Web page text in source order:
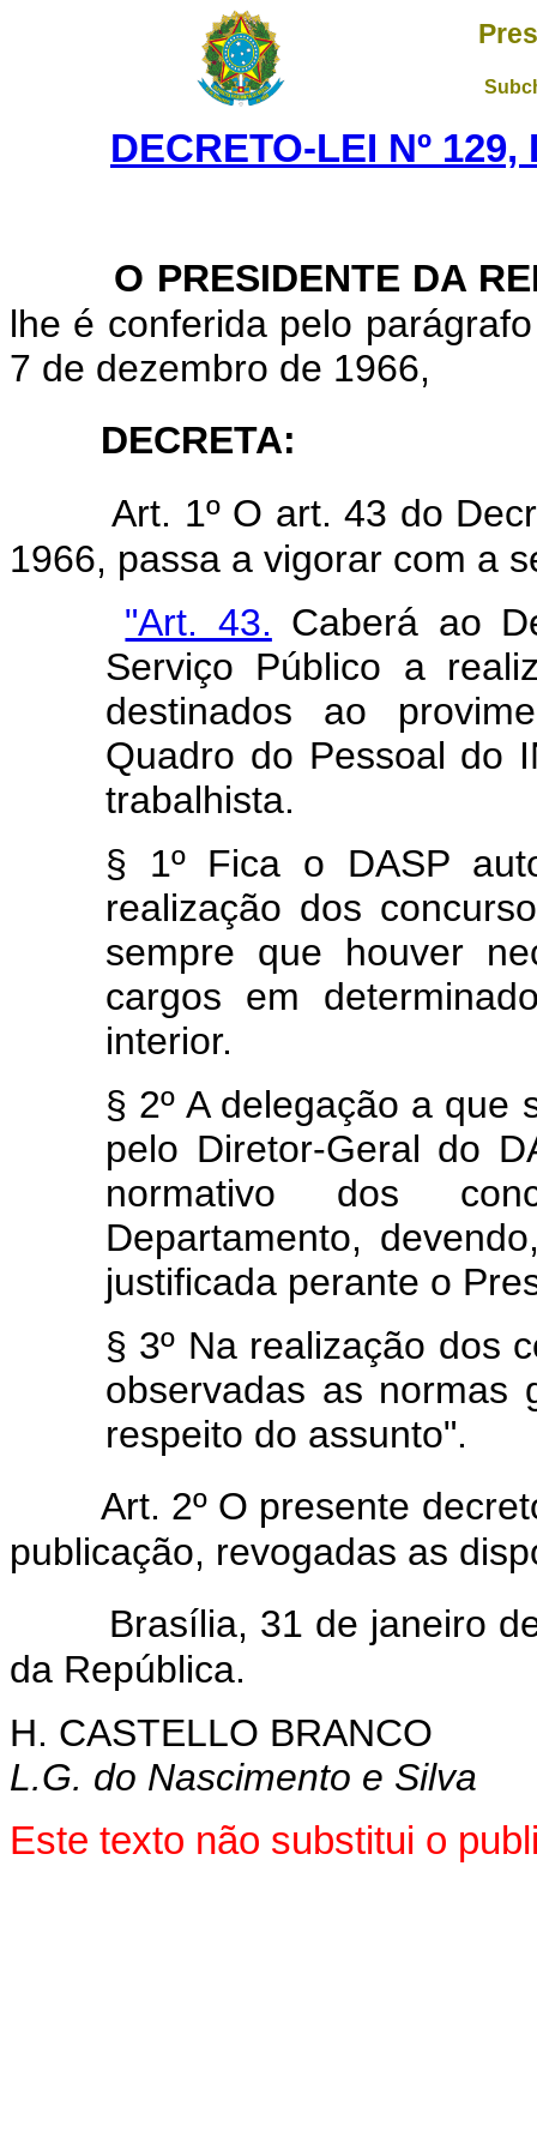
DECRETO-LEI Nº
O PRESIDENTE DA
lhe é conferida pelo
7 de dezembro de 1966,
DECRETA:
Art. 1º O art. 43 do
1966, passa a vigorar com a
"Art. 43. Caberá ao
Serviço Público a
destinados ao
Quadro do Pessoal do
trabalhista.
§ 1º Fica o DASP
realização dos
sempre que houver
cargos em
interior.
§ 2º A delegação a que
pelo Diretor-Geral do
normativo dos
Departamento,
justificada perante o
§ 3º Na realização dos
observadas as normas
respeito do assunto".
Art. 2º O presente
publicação, revogadas as
Brasília, 31 de janeiro
da República.
H. CASTELLO BRANCO
L.G. do Nascimento e Silva
Este texto não substitui o